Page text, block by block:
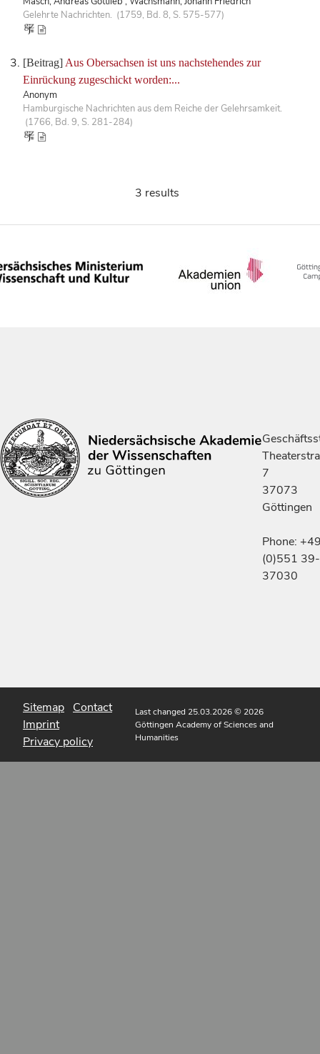
Gelehrte Nachrichten. (1759, Bd. 8, S. 575-577)
[Beitrag] Aus Obersachsen ist uns nachstehendes zur
Einrückung zugeschickt worden:...
Anonym
Hamburgische Nachrichten aus dem Reiche der Gelehrsamkeit.
(1766, Bd. 9, S. 281-284)
3 results
7
37073
Göttingen
Phone:
(0)551 39-
37030
Sitemap Contact
Imprint
Privacy policy
Last changed 25.03.2026© 2026
Göttingen Academy of Sciences and
Humanities